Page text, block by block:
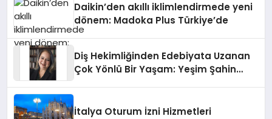
Daikin’den akıllı iklimlendirmede yeni
dönem: Madoka Plus Türkiye’de
Diş Hekimliğinden Edebiyata Uzanan
Çok Yönlü Bir Yaşam: Yeşim Şahin
İtalya Oturum İzni Hizmetleri